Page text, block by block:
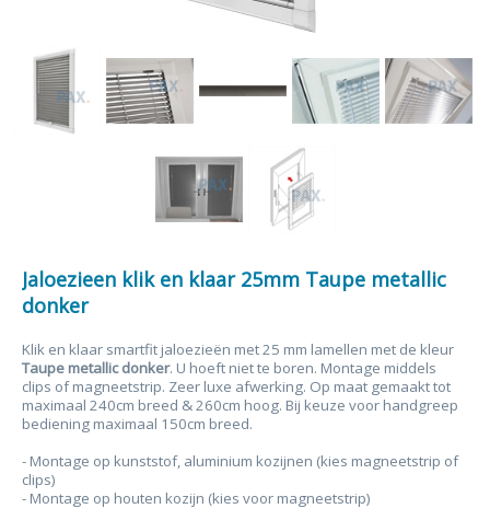
Jaloezieen klik en klaar 25mm Taupe metallic
donker
Klik en klaar smartfit jaloezieën met 25 mm lamellen met de kleur
Taupe metallic donker. U hoeft niet te boren. Montage middels
clips of magneetstrip. Zeer luxe afwerking. Op maat gemaakt tot
maximaal 240cm breed & 260cm hoog. Bij keuze voor handgreep
bediening maximaal 150cm breed.
- Montage op kunststof, aluminium kozijnen (kies magneetstrip of
clips)
- Montage op houten kozijn (kies voor magneetstrip)